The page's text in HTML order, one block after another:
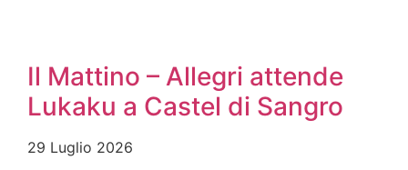
Il Mattino – Allegri attende
Lukaku a Castel di Sangro
29 Luglio 2026